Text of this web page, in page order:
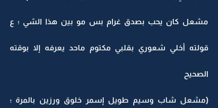
مشعل كان يحب بصدق غرام بس مو بين هذا الشي ؛ ع
قولته أخلي شعوري بقلبي مكتوم ماحد يعرفه إلا بوقته
الصحيح
(مشعل شاب وسيم طويل إسمر خلوق ورزين بالمرة ؛